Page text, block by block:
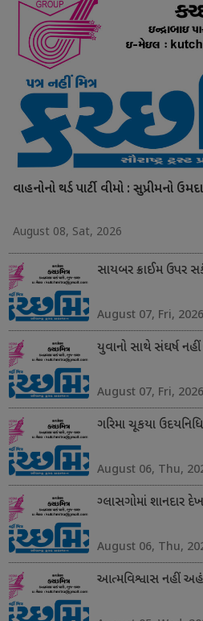
વાહનોનો થર્ડ પાર્ટી વીમો : સુપ્રીમનો
August 08, Sat, 2026
સાયબર ક્રાઈમ ઉપર
August 07, Fri, 2026
યુવાનો સાથે સંઘર્ષ
August 07, Fri, 2026
ગરિમા ચૂકયા ઉદયનિધિ
August 06, Thu,
ગ્લાસગોમાં શાનદાર
August 06, Thu,
આત્મવિશ્વાસ નહીં